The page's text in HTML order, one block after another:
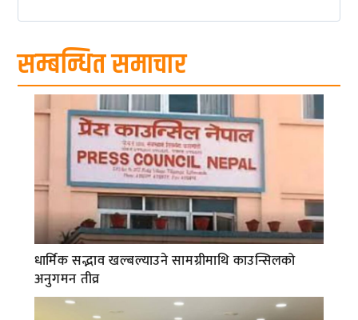
सम्बन्धित समाचार
धार्मिक सद्भाव खल्बल्याउने सामग्रीमाथि काउन्सिलको
अनुगमन तीव्र